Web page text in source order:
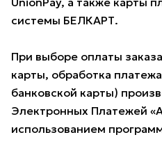
системы БЕЛКАРТ.
При выборе оплаты
карты, обработка
банковской карты)
Электронных Платежей
использованием